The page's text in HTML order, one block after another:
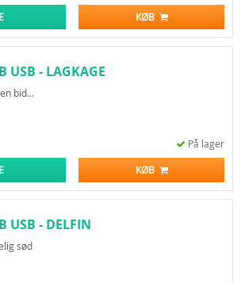
KØB
USB - LAGKAGE
bid...
På lager
KØB
USB - DELFIN
sød